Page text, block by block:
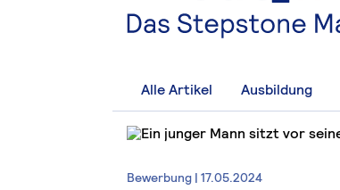
Alle Artikel Ausbildung
Bewerbung | 17.05.2024